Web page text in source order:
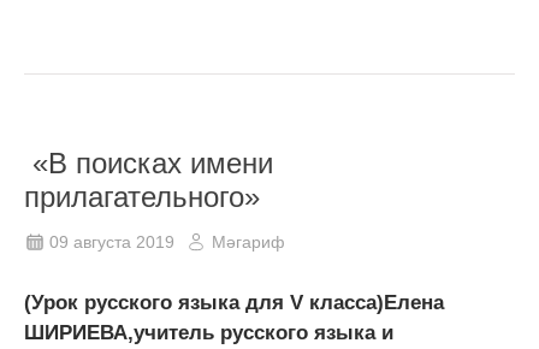
«В поисках имени
прилагательного»
09 августа 2019 Мәгариф
(Урок русского языка для V класса)Елена
ШИРИЕВА,учитель русского языка и